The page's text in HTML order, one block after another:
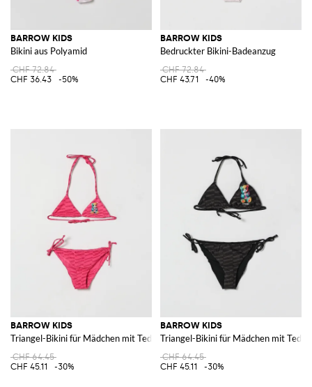
BARROW KIDS
Bikini aus Polyamid
CHF 72.84
CHF 36.43
-50%
BARROW KIDS
Bedruckter Bikini-Badeanzug
CHF 72.84
CHF 43.71
-40%
BARROW KIDS
Triangel-Bikini für Mädchen mit Teddybär-Print und Kontrastlogo
CHF 64.45
CHF 45.11
-30%
BARROW KIDS
Triangel-Bikini für Mädchen mit
CHF 64.45
CHF 45.11
-30%